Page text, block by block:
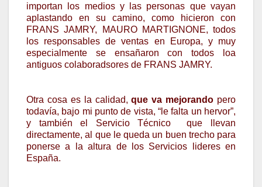
importan los medios y las personas que vayan
aplastando en su camino, como hicieron con
FRANS JAMRY, MAURO MARTIGNONE, todos
los responsables de ventas en Europa, y muy
especialmente se ensañaron con todos loa
antiguos colaboradsores de FRANS JAMRY.
Otra cosa es la calidad,que va mejorando pero
todavía, bajo mi punto de vista, “le falta un hervor”,
y también el Servicio Técnico que llevan
directamente, al que le queda un buen trecho para
ponerse a la altura de los Servicios lideres en
España.